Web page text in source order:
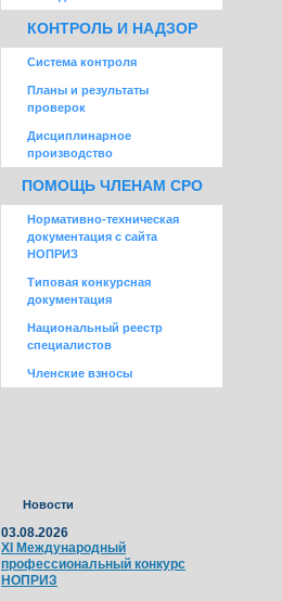
КОНТРОЛЬ И НАДЗОР
Система контроля
Планы и результаты
проверок
Дисциплинарное
производство
ПОМОЩЬ ЧЛЕНАМ СРО
Нормативно-техническая
документация с сайта
НОПРИЗ
Типовая конкурсная
документация
Национальный реестр
специалистов
Членские взносы
Новости
03.08.2026
XI Международный
профессиональный конкурс
НОПРИЗ